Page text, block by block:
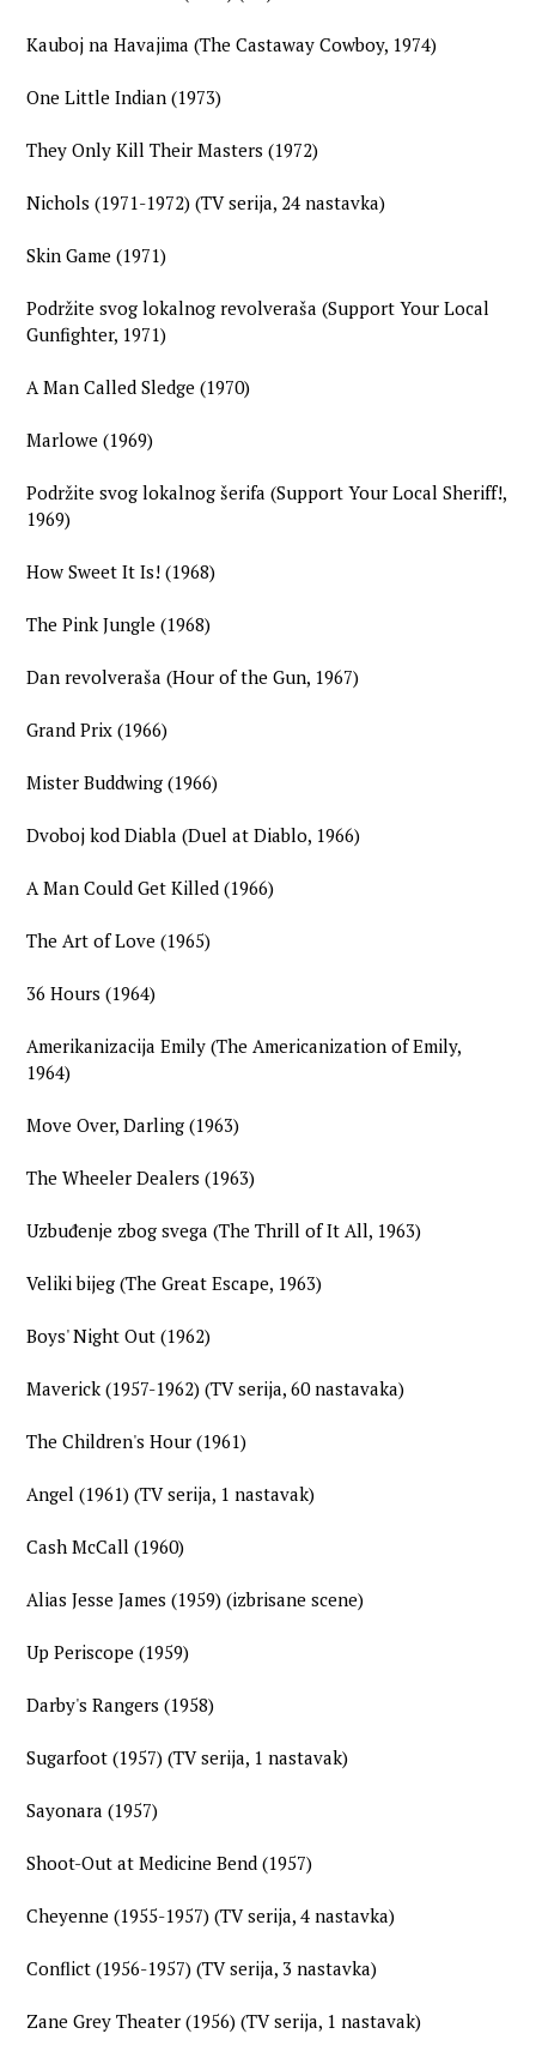
Kauboj na Havajima (The Castaway Cowboy, 1974)
One Little Indian (1973)
They Only Kill Their Masters (1972)
Nichols (1971-1972) (TV serija, 24 nastavka)
Skin Game (1971)
Podržite svog lokalnog revolveraša (Support Your Local
Gunfighter, 1971)
A Man Called Sledge (1970)
Marlowe (1969)
Podržite svog lokalnog šerifa (Support Your Local Sheriff!,
1969)
How Sweet It Is! (1968)
The Pink Jungle (1968)
Dan revolveraša (Hour of the Gun, 1967)
Grand Prix (1966)
Mister Buddwing (1966)
Dvoboj kod Diabla (Duel at Diablo, 1966)
A Man Could Get Killed (1966)
The Art of Love (1965)
36 Hours (1964)
Amerikanizacija Emily (The Americanization of Emily,
1964)
Move Over, Darling (1963)
The Wheeler Dealers (1963)
Uzbuđenje zbog svega (The Thrill of It All, 1963)
Veliki bijeg (The Great Escape, 1963)
Boys' Night Out (1962)
Maverick (1957-1962) (TV serija, 60 nastavaka)
The Children's Hour (1961)
Angel (1961) (TV serija, 1 nastavak)
Cash McCall (1960)
Alias Jesse James (1959) (izbrisane scene)
Up Periscope (1959)
Darby's Rangers (1958)
Sugarfoot (1957) (TV serija, 1 nastavak)
Sayonara (1957)
Shoot-Out at Medicine Bend (1957)
Cheyenne (1955-1957) (TV serija, 4 nastavka)
Conflict (1956-1957) (TV serija, 3 nastavka)
Zane Grey Theater (1956) (TV serija, 1 nastavak)